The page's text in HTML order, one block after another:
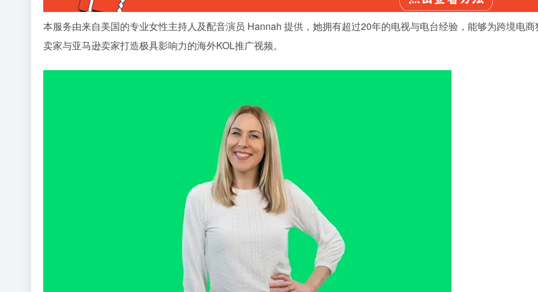
本服务由来自美国的专业女性主持人及配音演员 Hannah 提供，她拥有超过20年的电视与电台经验，能够为跨境电商
卖家与亚马逊卖家打造极具影响力的海外KOL推广视频。